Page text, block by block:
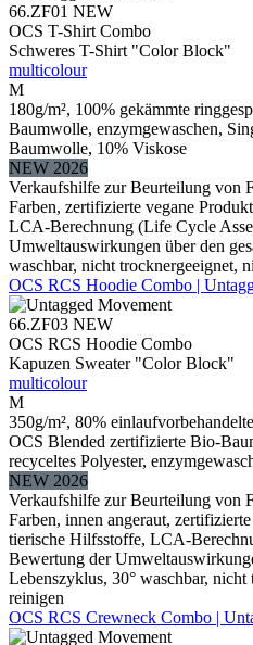
66.ZF01 NEW
OCS T-Shirt Combo
Schweres T-Shirt "Color Block"
multicolour
M
180g/m², 100% gekämmte
Baumwolle, enzymgewaschen,
Baumwolle, 10% Viskose
NEW 2026
Verkaufshilfe zur Beurteilung von
Farben, zertifizierte vegane
LCA-Berechnung (Life Cycle
Umweltauswirkungen über den
waschbar, nicht trocknergeeignet,
OCS RCS Hoodie Combo |
66.ZF03 NEW
OCS RCS Hoodie Combo
Kapuzen Sweater "Color Block"
multicolour
M
350g/m², 80%
OCS Blended zertifizierte Bio-
recyceltes Polyester,
NEW 2026
Verkaufshilfe zur Beurteilung von
Farben, innen angeraut,
tierische Hilfsstoffe, LCA-
Bewertung der
Lebenszyklus, 30° waschbar,
reinigen
OCS RCS Crewneck Combo |